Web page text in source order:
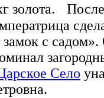
золота.
замок с
Село